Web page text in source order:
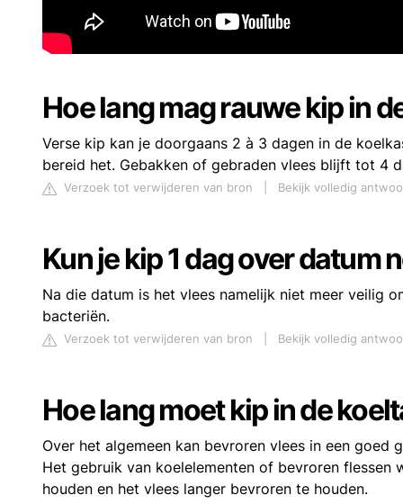
Hoe lang mag rauwe kip in
Verse kip kan je doorgaans 2 à 3 dagen in de
bereid het. Gebakken of gebraden vlees blijft tot 4
Verzoek tot verwijderen van bron Bekijk volledig
Kun je kip 1 dag over datum
Na die datum is het vlees namelijk niet meer veilig
bacteriën.
Verzoek tot verwijderen van bron Bekijk volledig
Hoe lang moet kip in de
Over het algemeen kan bevroren vlees in een
Het gebruik van koelelementen of bevroren
houden en het vlees langer bevroren te houden.